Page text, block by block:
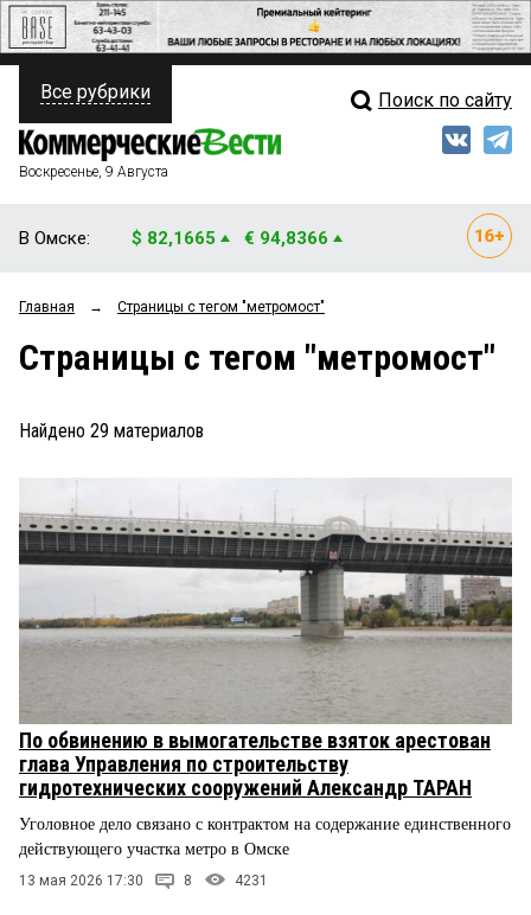
ПОЛИТИКА
ФИНАНСЫ
ОБЩЕСТВО
ЗАКОН
НОВОСТИ КОМПАНИЙ
ПРОИСШЕСТВИЯ
СТИЛЬ ЖИЗНИ
Свежий выпуск
Мнения
Рейтинги
Все рубрики Поиск по сайту
Воскресенье, 9 Августа
В Омске: $ 82,1665 € 94,8366
Главная → Страницы c тегом "метромост"
Страницы c тегом "метромост"
Найдено 29 материалов
По обвинению в вымогательстве взяток арестован
глава Управления по строительству
гидротехнических сооружений Александр ТАРАН
Уголовное дело связано с контрактом на содержание единственного
действующего участка метро в Омске
13 мая 2026 17:30 8 4231